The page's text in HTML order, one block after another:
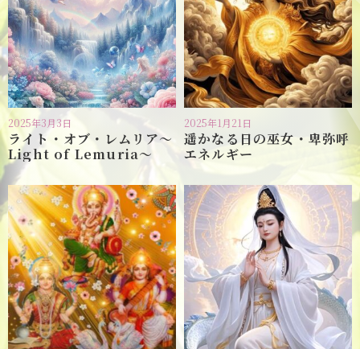
2025年3月3日
ライト・オブ・レムリア〜
Light of Lemuria〜
2025年1月21日
遥かなる日の巫女・卑弥呼
エネルギー